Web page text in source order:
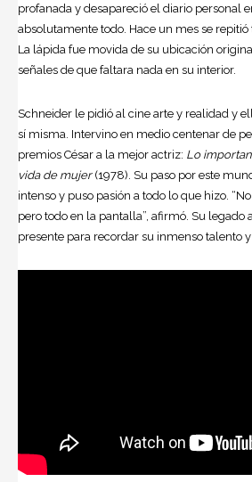
profanada y desapareció el diario personal
absolutamente todo. Hace un mes se
La lápida fue movida de su ubicación
señales de que faltara nada en su interior.
Schneider le pidió al cine arte y realidad y
sí misma. Intervino en medio centenar de
premios César a la mejor actriz: Lo
vida de mujer (1978). Su paso por este
intenso y puso pasión a todo lo que hizo.
pero todo en la pantalla”, afirmó. Su legado
presente para recordar su inmenso talento y